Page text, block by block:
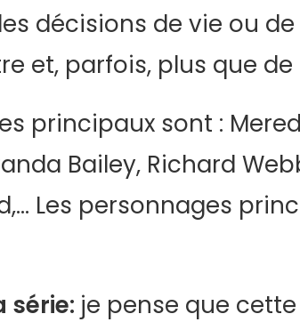
décisions de vie ou
et, parfois, plus que de
principaux sont :
Bailey, Richard
Les personnages
série: je pense que